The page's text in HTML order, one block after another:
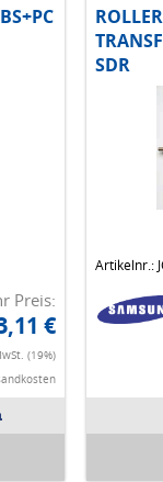
Preis:
€
(19%)
SDR
Artikelnr.: